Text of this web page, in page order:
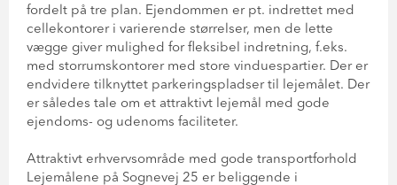
fordelt på tre plan. Ejendommen er pt. indrettet med
cellekontorer i varierende størrelser, men de lette
vægge giver mulighed for fleksibel indretning, f.eks.
med storrumskontorer med store vinduespartier. Der er
endvidere tilknyttet parkeringspladser til lejemålet. Der
er således tale om et attraktivt lejemål med gode
ejendoms- og udenoms faciliteter.
Attraktivt erhvervsområde med gode transportforhold
Lejemålene på Sognevej 25 er beliggende i